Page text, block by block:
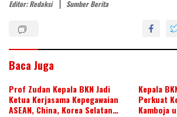
Editor: Redaksi Sumber Berita
Baca Juga
Prof Zudan Kepala BKN Jadi
Ketua Kerjasama Kepegawaian
ASEAN, China, Korea Selatan
Kepala
Perkuat
Kamboja